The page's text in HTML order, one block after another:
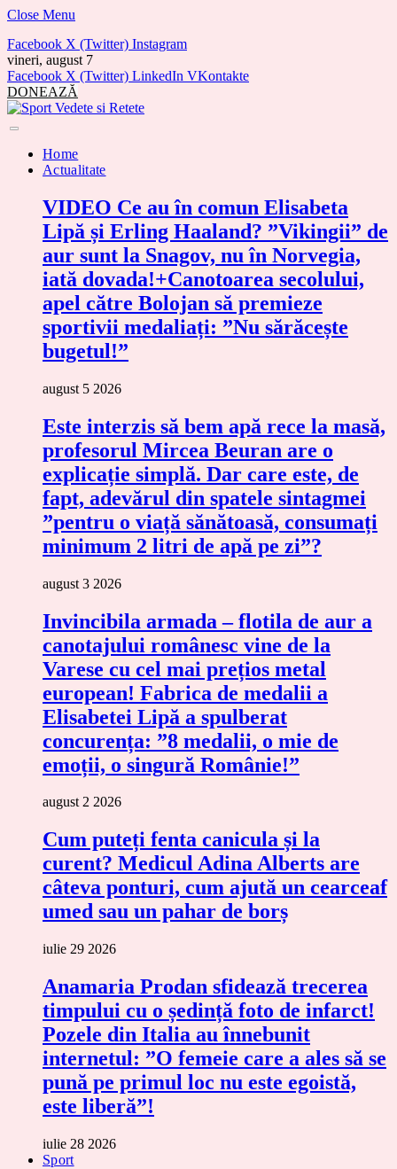
Close Menu
Facebook X (Twitter) Instagram
vineri, august 7
Facebook X (Twitter) LinkedIn VKontakte
DONEAZĂ
Home
Actualitate
VIDEO Ce au în comun Elisabeta
Lipă și Erling Haaland? ”Vikingii” de
aur sunt la Snagov, nu în Norvegia,
iată dovada!+Canotoarea secolului,
apel către Bolojan să premieze
sportivii medaliați: ”Nu sărăcește
bugetul!”
august 5 2026
Este interzis să bem apă rece la masă,
profesorul Mircea Beuran are o
explicație simplă. Dar care este, de
fapt, adevărul din spatele sintagmei
”pentru o viață sănătoasă, consumați
minimum 2 litri de apă pe zi”?
august 3 2026
Invincibila armada – flotila de aur a
canotajului românesc vine de la
Varese cu cel mai prețios metal
european! Fabrica de medalii a
Elisabetei Lipă a spulberat
concurența: ”8 medalii, o mie de
emoții, o singură Românie!”
august 2 2026
Cum puteți fenta canicula și la
curent? Medicul Adina Alberts are
câteva ponturi, cum ajută un cearceaf
umed sau un pahar de borș
iulie 29 2026
Anamaria Prodan sfidează trecerea
timpului cu o ședință foto de infarct!
Pozele din Italia au înnebunit
internetul: ”O femeie care a ales să se
pună pe primul loc nu este egoistă,
este liberă”!
iulie 28 2026
Sport